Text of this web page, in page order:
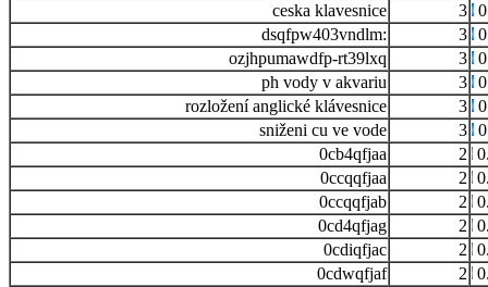
ceska klavesnice
3
dsqfpw403vndlm:
3
ozjhpumawdfp-rt39lxq
3
ph vody v akvariu
3
rozložení anglické klávesnice
3
sniženi cu ve vode
3
0cb4qfjaa
2
0ccqqfjaa
2
0ccqqfjab
2
0cd4qfjag
2
0cdiqfjac
2
0cdwqfjaf
2